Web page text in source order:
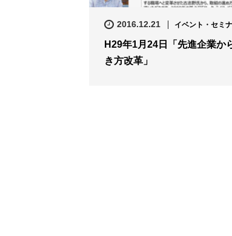
2016.12.21 イベント・セミ
H29年1月24日「先進企業か
き方改革」